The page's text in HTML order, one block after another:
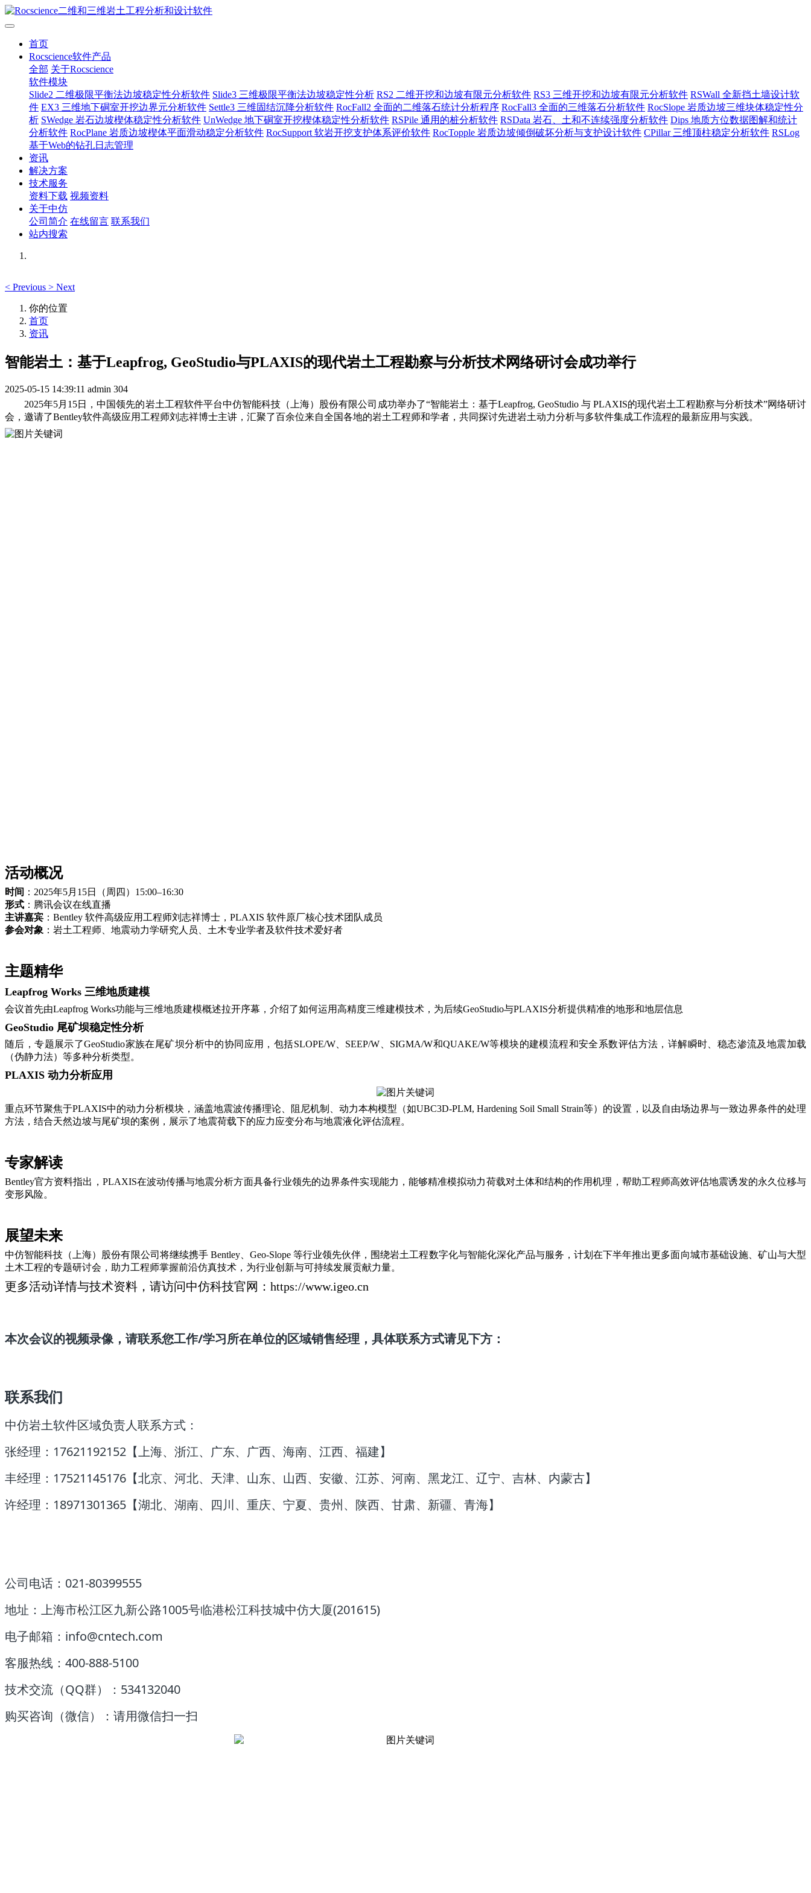
首页
Rocscience软件产品
全部 关于Rocscience
软件模块
Slide2 二维极限平衡法边坡稳定性分析软件 Slide3 三维极限平衡法边坡稳定性分析 RS2 二维开挖和边坡有限元分析软件 RS3 三维开挖和边坡有限元分析软件 RSWall 全新挡土墙设计软
件 EX3 三维地下硐室开挖边界元分析软件 Settle3 三维固结沉降分析软件 RocFall2 全面的二维落石统计分析程序 RocFall3 全面的三维落石分析软件 RocSlope 岩质边坡三维块体稳定性分
析 SWedge 岩石边坡楔体稳定性分析软件 UnWedge 地下硐室开挖楔体稳定性分析软件 RSPile 通用的桩分析软件 RSData 岩石、土和不连续强度分析软件 Dips 地质方位数据图解和统计
分析软件 RocPlane 岩质边坡楔体平面滑动稳定分析软件 RocSupport 软岩开挖支护体系评价软件 RocTopple 岩质边坡倾倒破坏分析与支护设计软件 CPillar 三维顶柱稳定分析软件 RSLog
基于Web的钻孔日志管理
资讯
解决方案
技术服务
资料下载 视频资料
关于中仿
公司简介 在线留言 联系我们
站内搜索
< Previous > Next
你的位置
首页
资讯
智能岩土：基于Leapfrog, GeoStudio与PLAXIS的现代岩土工程勘察与分析技术网络研讨会成功举行
2025-05-15 14:39:11 admin 304
2025年5月15日，中国领先的岩土工程软件平台中仿智能科技（上海）股份有限公司成功举办了“智能岩土：基于Leapfrog, GeoStudio 与 PLAXIS的现代岩土工程勘察与分析技术”网络研讨
会，邀请了Bentley软件高级应用工程师刘志祥博士主讲，汇聚了百余位来自全国各地的岩土工程师和学者，共同探讨先进岩土动力分析与多软件集成工作流程的最新应用与实践。
活动概况
时间 ：2025年5月15日（周四）15:00–16:30
形式 ： 腾讯会议在线直播
主讲嘉宾 ：Bentley 软件高级应用工程师刘志祥博士，PLAXIS 软件原厂核心技术团队成员
参会对象 ：岩土工程师、地震动力学研究人员、土木专业学者及软件技术爱好者
主题精华
Leapfrog Works 三维地质建模
会议首先由Leapfrog Works功能与三维地质建模概述拉开序幕，介绍了如何运用高精度三维建模技术，为后续GeoStudio与PLAXIS分析提供精准的地形和地层信息
GeoStudio 尾矿坝稳定性分析
随后，专题展示了GeoStudio家族在尾矿坝分析中的协同应用，包括SLOPE/W、SEEP/W、SIGMA/W和QUAKE/W等模块的建模流程和安全系数评估方法，详解瞬时、稳态渗流及地震加载
（伪静力法）等多种分析类型。
PLAXIS 动力分析应用
重点环节聚焦于PLAXIS中的动力分析模块，涵盖地震波传播理论、阻尼机制、 动力本构模型 （如UBC3D-PLM, Hardening Soil Small Strain等）的设置，以及自由场边界与一致边界条件的处理
方法，结合天然边坡与尾矿坝的案例，展示了地震荷载下的应力应变分布与地震液化评估流程。
专家解读
Bentley官方资料指出，PLAXIS在波动传播与地震分析方面具备行业领先的边界条件实现能力，能够精准模拟动力荷载对土体和结构的作用机理，帮助工程师高效评估地震诱发的永久位移与
变形风险。
展望未来
中仿智能科技（上海）股份有限公司将继续携手 Bentley、Geo-Slope 等行业领先伙伴，围绕岩土工程数字化与智能化深化产品与服务，计划在下半年推出更多面向城市基础设施、矿山与大型
土木工程的专题研讨会，助力工程师掌握前沿仿真技术，为行业创新与可持续发展贡献力量。
更多活动详情与技术资料， 请访问中仿科技官网：https://www.igeo.cn
本次会议的视频录像，请联系您工作/学习所在单位的区域销售经理，具体联系方式请见下方：
联系我们
中仿岩土软件区域负责人联系方式：
张经理： 17621192152 【上海、浙江、广东、广西、海南、江西、福建】
丰经理： 17521145176 【北京、河北、天津、山东、山西、安徽、江苏、河南、黑龙江、辽宁、吉林、内蒙古】
许经理： 18971301365 【湖北、湖南、四川、重庆、宁夏、贵州、陕西、甘肃、新疆、青海】
公司电话： 021-80399555
地址：上海市松江区九新公路1005号临港松江科技城中仿大厦(201615)
电子邮箱： info@cntech.com
客服热线： 400-888-5100
技术交流（QQ群）： 534132040
购买咨询（微信）：请用微信扫一扫